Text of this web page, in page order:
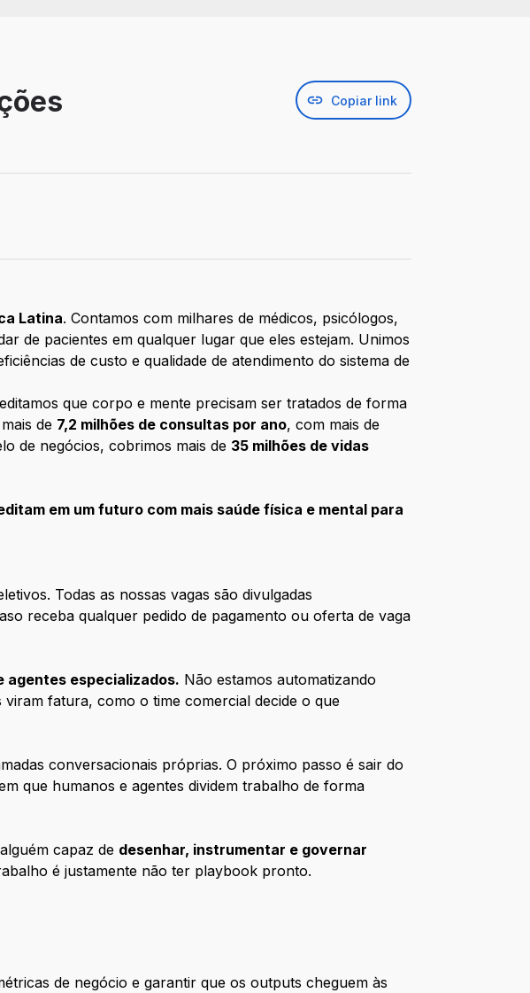
Copiar link
Latina. Contamos com milhares de médicos, psicólogos,
de pacientes em qualquer lugar que eles estejam. Unimos
de custo e qualidade de atendimento do sistema de
que corpo e mente precisam ser tratados de forma
de 7,2 milhões de consultas por ano, com mais de
de negócios, cobrimos mais de 35 milhões de vidas
em um futuro com mais saúde física e mental para
Todas as nossas vagas são divulgadas
receba qualquer pedido de pagamento ou oferta de vaga
agentes especializados. Não estamos automatizando
fatura, como o time comercial decide o que
conversacionais próprias. O próximo passo é sair do
que humanos e agentes dividem trabalho de forma
capaz de desenhar, instrumentar e governar
é justamente não ter playbook pronto.
de negócio e garantir que os outputs cheguem às